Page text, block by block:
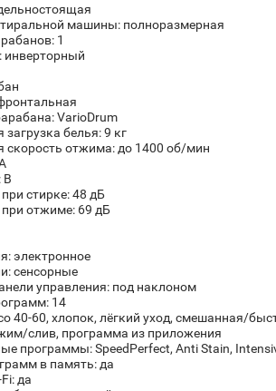
машины: полноразмерная
1
инверторный
VarioDrum
белья: 9 кг
скорость отжима: до 1400 об/мин
B
стирке: 48 дБ
отжиме: 69 дБ
электронное
сенсорные
управления: под наклоном
14
40-60, хлопок, лёгкий уход, смешанная/
слив, программа из приложения
программы: SpeedPerfect, Anti Stain,
в память: да
да